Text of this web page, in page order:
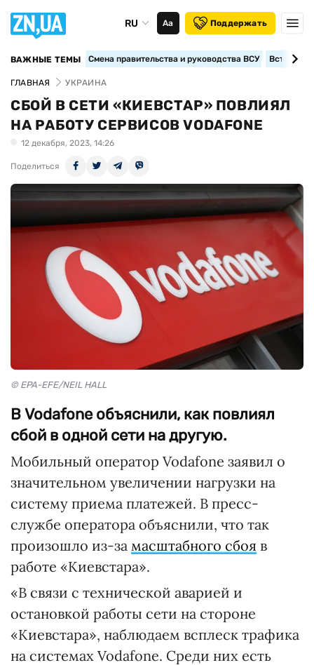
RU Аа Поддержать
ВАЖНЫЕ ТЕМЫ Смена правительства и руководства ВСУ
ГЛАВНАЯ УКРАИНА
СБОЙ В СЕТИ «КИЕВСТАР» ПОВЛИЯЛ
НА РАБОТУ СЕРВИСОВ VODAFONE
12 декабря, 2023, 14:26
Поделиться
© EPA-EFE/NEIL HALL
В Vodafone объяснили, как повлиял
сбой в одной сети на другую.
Мобильный оператор Vodafone заявил о
значительном увеличении нагрузки на
систему приема платежей. В пресс-
службе оператора объяснили, что так
произошло из-за масштабного сбоя в
работе «Киевстара».
«В связи с технической аварией и
остановкой работы сети на стороне
«Киевстара», наблюдаем всплеск трафика
на системах Vodafone. Среди них есть